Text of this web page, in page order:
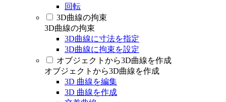
回転
3D曲線の拘束
3D曲線の拘束
3D曲線に寸法を指定
3D曲線に拘束を設定
オブジェクトから3D曲線を作成
オブジェクトから3D曲線を作成
3D 曲線を編集
3D 曲線を作成